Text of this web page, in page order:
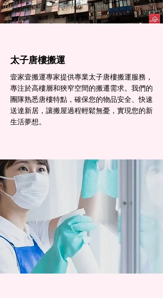
太子​唐樓搬運
壹家壹搬運專家提供專業太子唐樓搬運服務，
專注於高樓層和狹窄空間的搬遷需求。我們的
團隊熟悉唐樓特點，確保您的物品安全、快速
送達新居，讓搬屋過程輕鬆無憂，實現您的新
生活夢想。